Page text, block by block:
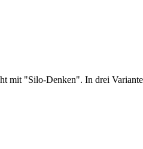
mit "Silo-Denken". In drei